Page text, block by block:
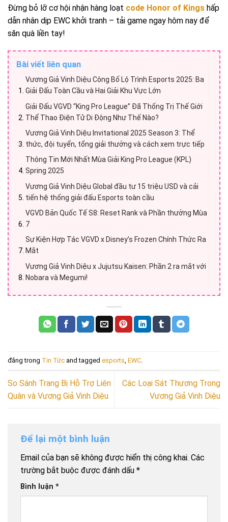
Đừng bỏ lỡ cơ hội nhận hàng loạt code Honor of Kings hấp
dẫn nhân dịp EWC khởi tranh – tải game ngay hôm nay để
săn quà liền tay!
Bài viết liên quan
Vương Giả Vinh Diệu Công Bố Lộ Trình Esports 2025: Ba
Giải Đấu Toàn Cầu và Hai Giải Khu Vực Lớn
Giải Đấu VGVD “King Pro League” Đã Thống Trị Thế Giới
Thể Thao Điện Tử Di Động Như Thế Nào?
Vương Giả Vinh Diệu Invitational 2025 Season 3: Thể
thức, đội tuyển, tổng giải thưởng và cách xem trực tiếp
Thông Tin Mới Nhất Mùa Giải King Pro League (KPL)
Spring 2025
Vương Giả Vinh Diệu Global đầu tư 15 triệu USD và cải
tiến hệ thống giải đấu Esports toàn cầu
VGVD Bản Quốc Tế S8: Reset Rank và Phần thưởng Mùa
7
Sự Kiện Hợp Tác VGVD x Disney’s Frozen Chính Thức Ra
Mắt
Vương Giả Vinh Diệu x Jujutsu Kaisen: Phần 2 ra mắt với
Nobara và Megumi!
đăng trong Tin Tức and tagged esports EWC
So Sánh Trang Bị Hỗ Trợ Liên
Quân và Vương Giả Vinh Diệu
Các Loại Sát Thương Trong
Vương Giả Vinh Diệu
Để lại một bình luận
Email của bạn sẽ không được hiển thị công khai. Các
trường bắt buộc được đánh dấu *
Bình luận *